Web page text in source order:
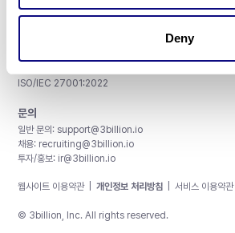
Deny
대표이사: 금창원
ISO/IEC 27001:2022
문의
일반 문의: support@3billion.io
채용: recruiting@3billion.io
투자/홍보: ir@3billion.io
웹사이트 이용약관 개인정보 처리방침 서비스 이용약관
© 3billion, Inc. All rights reserved.